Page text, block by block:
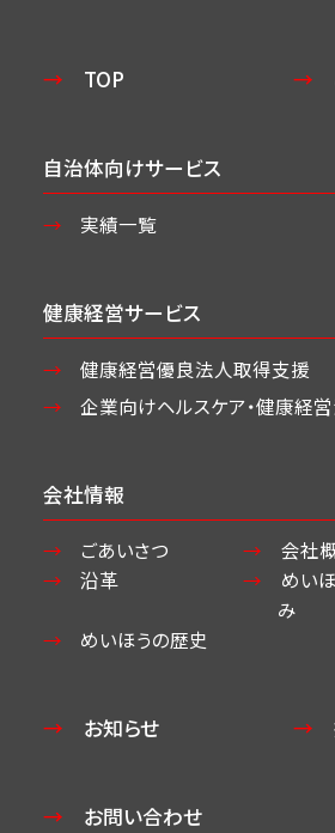
TOP
自治体向けサービス
実績一覧
健康経営サービス
健康経営優良法人取得支援
企業向けヘルスケア・健康経
会社情報
ごあいさつ
会社
沿革
めい
み
めいほうの歴史
お知らせ
お問い合わせ